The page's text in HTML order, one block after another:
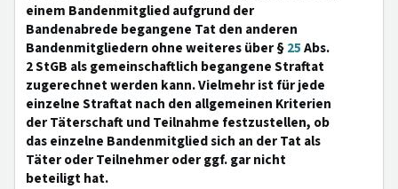
einem Bandenmitglied aufgrund der
Bandenabrede begangene Tat den anderen
Bandenmitgliedern ohne weiteres über §25Abs.
2 StGB als gemeinschaftlich begangene Straftat
zugerechnet werden kann. Vielmehr ist für jede
einzelne Straftat nach den allgemeinen Kriterien
der Täterschaft und Teilnahme festzustellen, ob
das einzelne Bandenmitglied sich an der Tat als
Täter oder Teilnehmer oder ggf. gar nicht
beteiligt hat.